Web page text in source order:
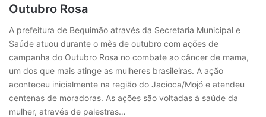
Outubro Rosa
A prefeitura de Bequimão através da Secretaria Municipal e
Saúde atuou durante o mês de outubro com ações de
campanha do Outubro Rosa no combate ao câncer de mama,
um dos que mais atinge as mulheres brasileiras. A ação
aconteceu inicialmente na região do Jacioca/Mojó e atendeu
centenas de moradoras. As ações são voltadas à saúde da
mulher, através de palestras…